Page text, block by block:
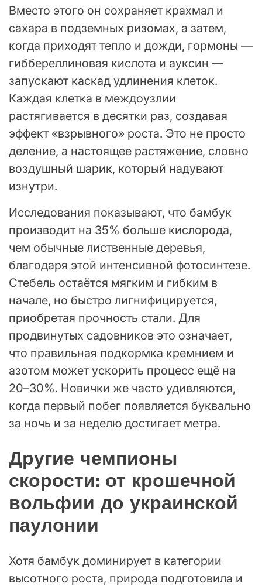
Вместо этого он сохраняет крахмал и
сахара в подземных ризомах, а затем,
когда приходят тепло и дожди, гормоны —
гиббереллиновая кислота и ауксин —
запускают каскад удлинения клеток.
Каждая клетка в междоузлии
растягивается в десятки раз, создавая
эффект «взрывного» роста. Это не просто
деление, а настоящее растяжение, словно
воздушный шарик, который надувают
изнутри.
Исследования показывают, что бамбук
производит на 35% больше кислорода,
чем обычные лиственные деревья,
благодаря этой интенсивной фотосинтезе.
Стебель остаётся мягким и гибким в
начале, но быстро лигнифицируется,
приобретая прочность стали. Для
продвинутых садовников это означает,
что правильная подкормка кремнием и
азотом может ускорить процесс ещё на
20–30%. Новички же часто удивляются,
когда первый побег появляется буквально
за ночь и за неделю достигает метра.
Другие чемпионы
скорости: от крошечной
вольфии до украинской
паулонии
Хотя бамбук доминирует в категории
высотного роста, природа подготовила и